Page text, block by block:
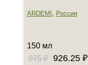
Ровный тон
Показать еще
ARDEMI , Россия
150 мл
975 ₽
926.25 ₽